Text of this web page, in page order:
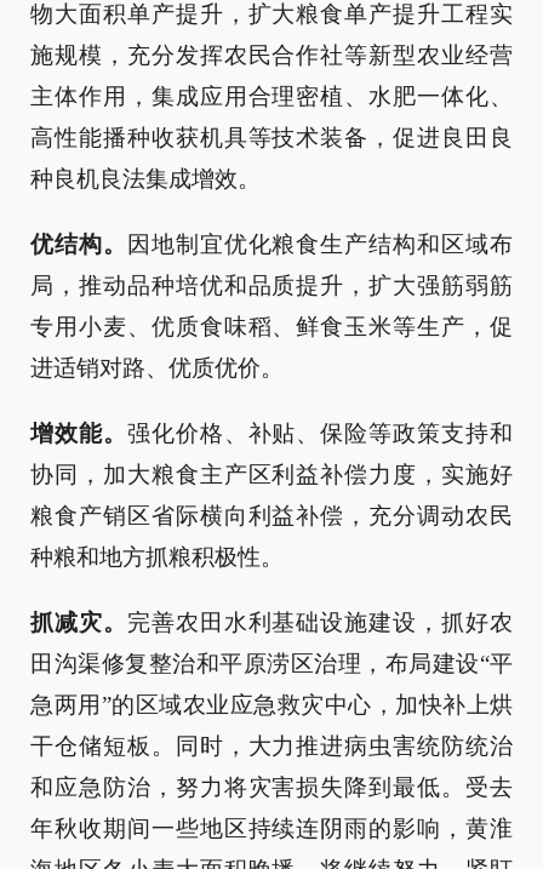
物大面积单产提升，扩大粮食单产提升工程实
施规模，充分发挥农民合作社等新型农业经营
主体作用，集成应用合理密植、水肥一体化、
高性能播种收获机具等技术装备，促进良田良
种良机良法集成增效。
优结构。
因地制宜优化粮食生产结构和区域布
局，推动品种培优和品质提升，扩大强筋弱筋
专用小麦、优质食味稻、鲜食玉米等生产，促
进适销对路、优质优价。
增效能。 强化价格、补贴、保险等政策支持和
协同，加大粮食主产区利益补偿力度，实施好
粮食产销区省际横向利益补偿，充分调动农民
种粮和地方抓粮积极性。
抓减灾。 完善农田水利基础设施建设，抓好农
田沟渠修复整治和平原涝区治理，布局建设“平
急两用”的区域农业应急救灾中心，加快补上烘
干仓储短板。同时，大力推进病虫害统防统治
和应急防治，努力将灾害损失降到最低。受去
年秋收期间一些地区持续连阴雨的影响，黄淮